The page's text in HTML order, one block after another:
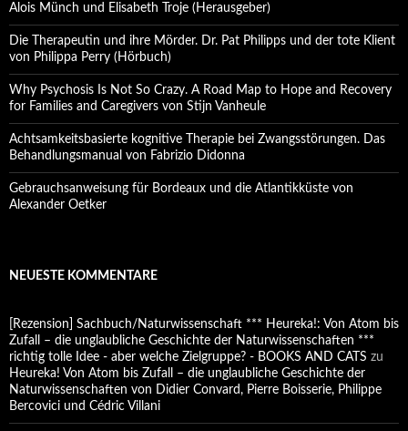
Alois Münch und Elisabeth Troje (Herausgeber)
Die Therapeutin und ihre Mörder. Dr. Pat Philipps und der tote Klient
von Philippa Perry (Hörbuch)
Why Psychosis Is Not So Crazy. A Road Map to Hope and Recovery
for Families and Caregivers von Stijn Vanheule
Achtsamkeitsbasierte kognitive Therapie bei Zwangsstörungen. Das
Behandlungsmanual von Fabrizio Didonna
Gebrauchsanweisung für Bordeaux und die Atlantikküste von
Alexander Oetker
NEUESTE KOMMENTARE
[Rezension] Sachbuch/Naturwissenschaft *** Heureka!: Von Atom bis
Zufall – die unglaubliche Geschichte der Naturwissenschaften ***
richtig tolle Idee - aber welche Zielgruppe? - BOOKS AND CATS zu
Heureka! Von Atom bis Zufall – die unglaubliche Geschichte der
Naturwissenschaften von Didier Convard, Pierre Boisserie, Philippe
Bercovici und Cédric Villani